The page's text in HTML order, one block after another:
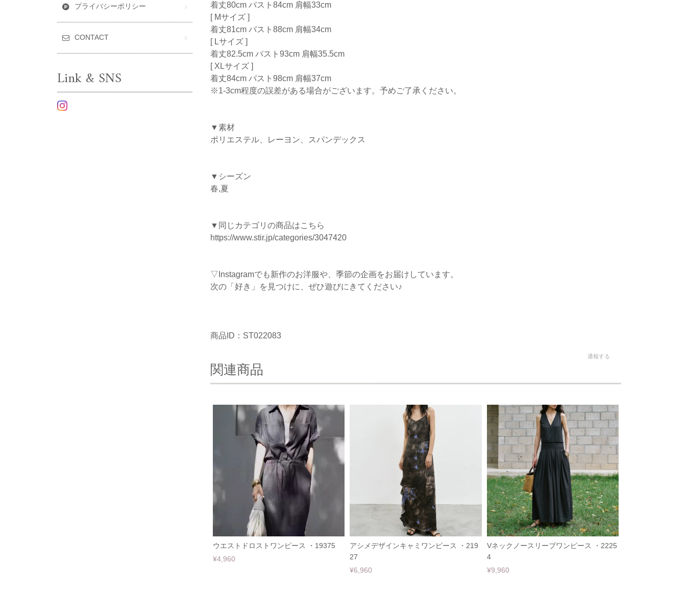
着丈80cm バスト84cm 肩幅33cm
[ Mサイズ ]
着丈81cm バスト88cm 肩幅34cm
[ Lサイズ ]
着丈82.5cm バスト93cm 肩幅35.5cm
[ XLサイズ ]
着丈84cm バスト98cm 肩幅37cm
※1-3cm程度の誤差がある場合がございます。予めご了承ください。
▼素材
ポリエステル、レーヨン、スパンデックス
▼シーズン
春,夏
▼同じカテゴリの商品はこちら
https://www.stir.jp/categories/3047420
▽Instagramでも新作のお洋服や、季節の企画をお届けしています。
次の「好き」を見つけに、ぜひ遊びにきてください♪
商品ID：ST022083
通報する
関連商品
ウエストドロストワンピース ・19375
¥4,960
アシメデザインキャミワンピース ・219
27
¥6,960
Vネックノースリーブワンピース ・2225
4
¥9,960
プライバシーポリシー
CONTACT
Link & SNS